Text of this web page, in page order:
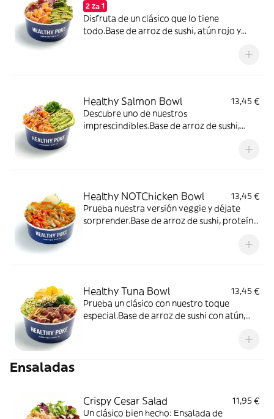
2 za 1
Disfruta de un clásico que lo tiene
todo.Base de arroz de sushi, atún rojo y
Healthy Salmon Bowl
13,45 €
Descubre uno de nuestros
imprescindibles.Base de arroz de sushi,
Healthy NOTChicken Bowl
13,45 €
Prueba nuestra versión veggie y déjate
sorprender.Base de arroz de sushi, proteína
mango, aguacate, tomate cherry, cebolla
Healthy Tuna Bowl
13,45 €
Prueba un clásico con nuestro toque
especial.Base de arroz de sushi con atún,
de banana, aguacate y alga nori. Salsa Spicy
Ensaladas
Crispy Cesar Salad
11,95 €
Un clásico bien hecho: Ensalada de